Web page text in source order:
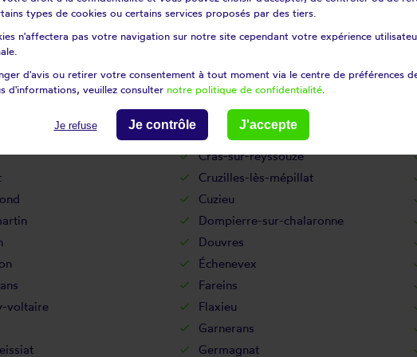
sur-ain Cheignieu-la-balme
Condamine
Contrevoz
Corlier
Corveissiat
Cras-sur-reyssouze
Cruzilles-lès-mépillat
Cuzieu
Dompierre-sur-chalaronne
Douvres
Échenevex
Fareins
voltaire Flaxieu
Garnerans
Germagnat
types de cookies ou certains services proposés par des tiers.
n'affectera pas votre navigation sur notre site cependant votre expérience
d'avis ou retirer votre consentement à tout moment via le centre de préférences
d'informations, veuillez consulter notre politique de confidentialité
Je refuse Je contrôle J'accepte